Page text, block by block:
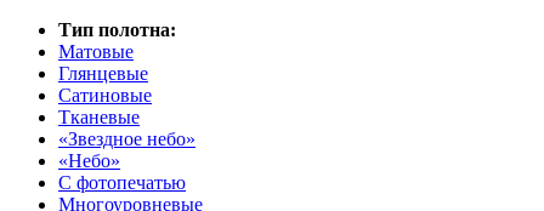
Тип полотна:
Матовые
Глянцевые
Сатиновые
Тканевые
«Звездное небо»
«Небо»
С фотопечатью
Многоуровневые